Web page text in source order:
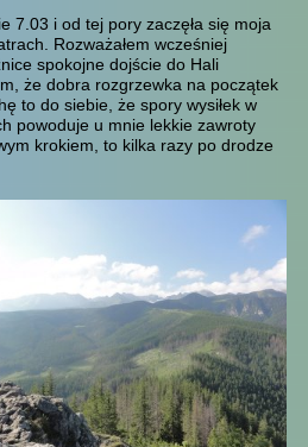
7.03 i od tej pory zaczęła się moja
Rozważałem wcześniej
spokojne dojście do Hali
że dobra rozgrzewka na początek
to do siebie, że spory wysiłek w
powoduje u mnie lekkie zawroty
krokiem, to kilka razy po drodze